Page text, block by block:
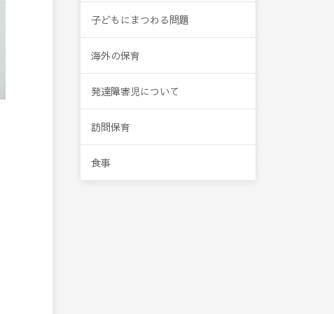
子どもにまつわる問題
海外の保育
発達障害児について
訪問保育
食事